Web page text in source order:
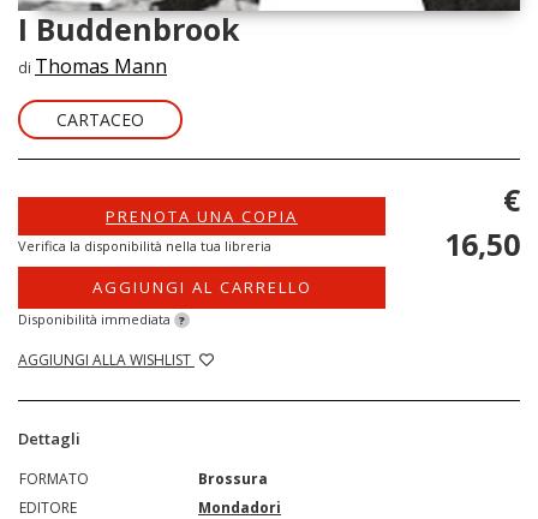
I Buddenbrook
di Thomas Mann
CARTACEO
PRENOTA UNA COPIA
Verifica la disponibilità nella tua libreria
AGGIUNGI AL CARRELLO
Disponibilità immediata ?
AGGIUNGI ALLA WISHLIST
€
16,50
Dettagli
FORMATO
Brossura
EDITORE
Mondadori